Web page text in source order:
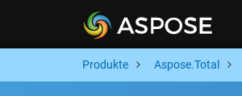
Produkte Aspose.Total